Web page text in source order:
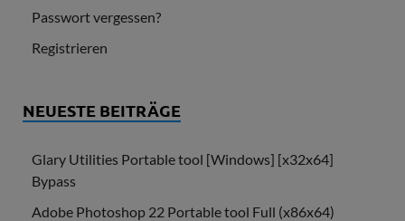
Passwort vergessen?
Registrieren
NEUESTE BEITRÄGE
Glary Utilities Portable tool [Windows] [x32x64]
Bypass
Adobe Photoshop 22 Portable tool Full (x86x64)